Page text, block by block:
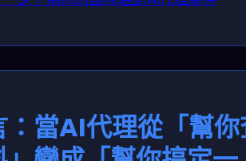
：當AI代理從「幫